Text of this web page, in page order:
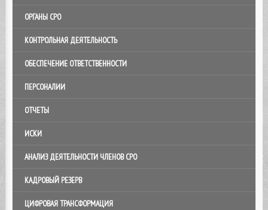
ОРГАНЫ СРО
КОНТРОЛЬНАЯ ДЕЯТЕЛЬНОСТЬ
ОБЕСПЕЧЕНИЕ ОТВЕТСТВЕННОСТИ
ПЕРСОНАЛИИ
ОТЧЕТЫ
ИСКИ
АНАЛИЗ ДЕЯТЕЛЬНОСТИ ЧЛЕНОВ СРО
КАДРОВЫЙ РЕЗЕРВ
ЦИФРОВАЯ ТРАНСФОРМАЦИЯ